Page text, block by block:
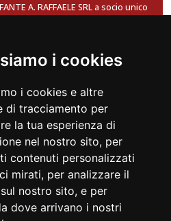
i cookies
i cookies e altre
di tracciamento per
la tua esperienza di
nel nostro sito, per
contenuti personalizzati
mirati, per analizzare il
nostro sito, e per
dove arrivano i nostri
A. RAFFAELE SRL a socio unico